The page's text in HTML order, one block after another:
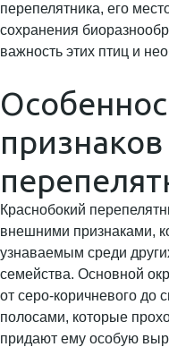
перепелятника, его
сохранения
важность этих птиц и
Краснобокий
внешними признаками,
узнаваемым среди
семейства. Основной
от серо-коричневого до
полосами, которые
придают ему особую